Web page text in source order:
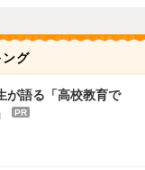
グ
が語る「高校教育で
PR